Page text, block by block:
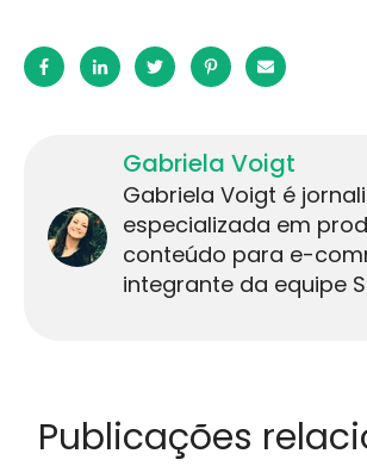
Gabriela Voigt
Gabriela Voigt é
especializada em
conteúdo para e-
integrante da equipe
Publicações